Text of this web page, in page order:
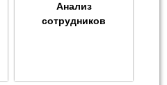
Анализ
сотрудников